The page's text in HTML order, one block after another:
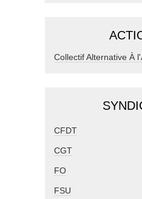
Collectif Alternative À
CFDT
CGT
FO
FSU